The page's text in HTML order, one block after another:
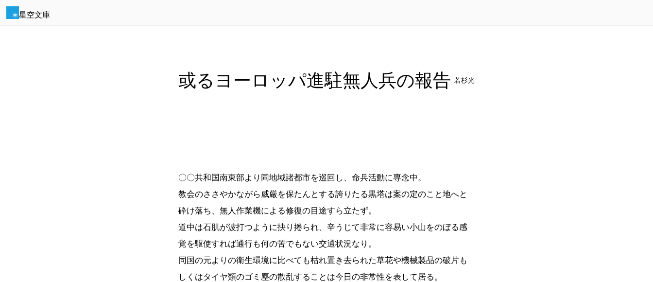
星空文庫
或るヨーロッパ進駐無人兵の報告 若杉光
〇〇共和国南東部より同地域諸都市を巡回し、命兵活動に専念中。
教会のささやかながら威厳を保たんとする誇りたる黒塔は案の定のこと地へと
砕け落ち、無人作業機による修復の目途すら立たず。
道中は石肌が波打つように抉り捲られ、辛うじて非常に容易い小山をのぼる感
覚を駆使すれば通行も何の苦でもない交通状況なり。
同国の元よりの衛生環境に比べても枯れ置き去られた草花や機械製品の破片も
しくはタイヤ類のゴミ塵の散乱することは今日の非常性を表して居る。